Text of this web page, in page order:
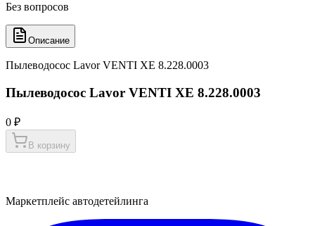
Без вопросов
Описание
Пылеводосос Lavor VENTI XE 8.228.0003
Пылеводосос Lavor VENTI XE 8.228.0003
0 ₽
В корзину
Маркетплейс автодетейлинга